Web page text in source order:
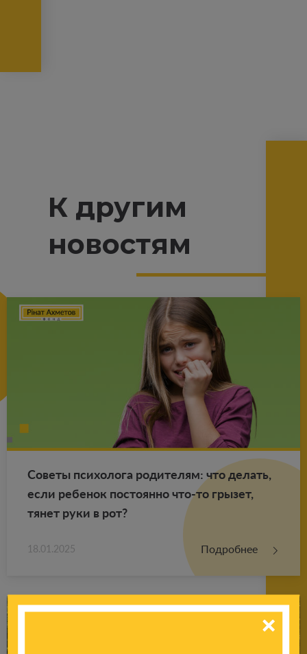
К другим
новостям
Со­ве­ты пси­хо­ло­га ро­ди­те­лям: что де­лать,
если ре­бе­нок по­сто­ян­но что-то гры­зет,
тянет руки в рот?
18.01.2025 Подробнее